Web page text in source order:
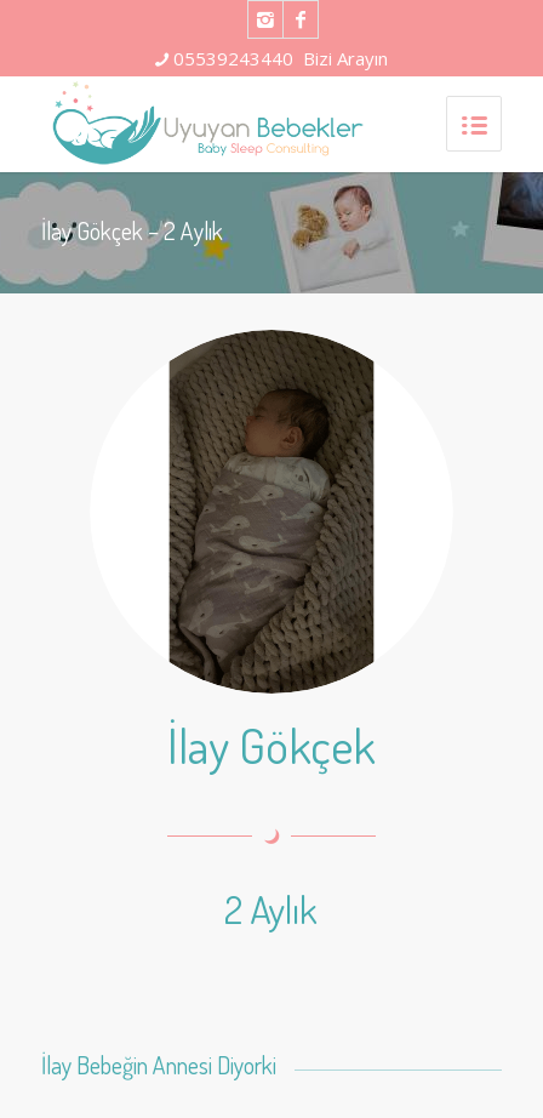
05539243440 Bizi Arayın
İlay Gökçek – 2 Aylık
İlay Gökçek
2 Aylık
İlay Bebeğin Annesi Diyorki